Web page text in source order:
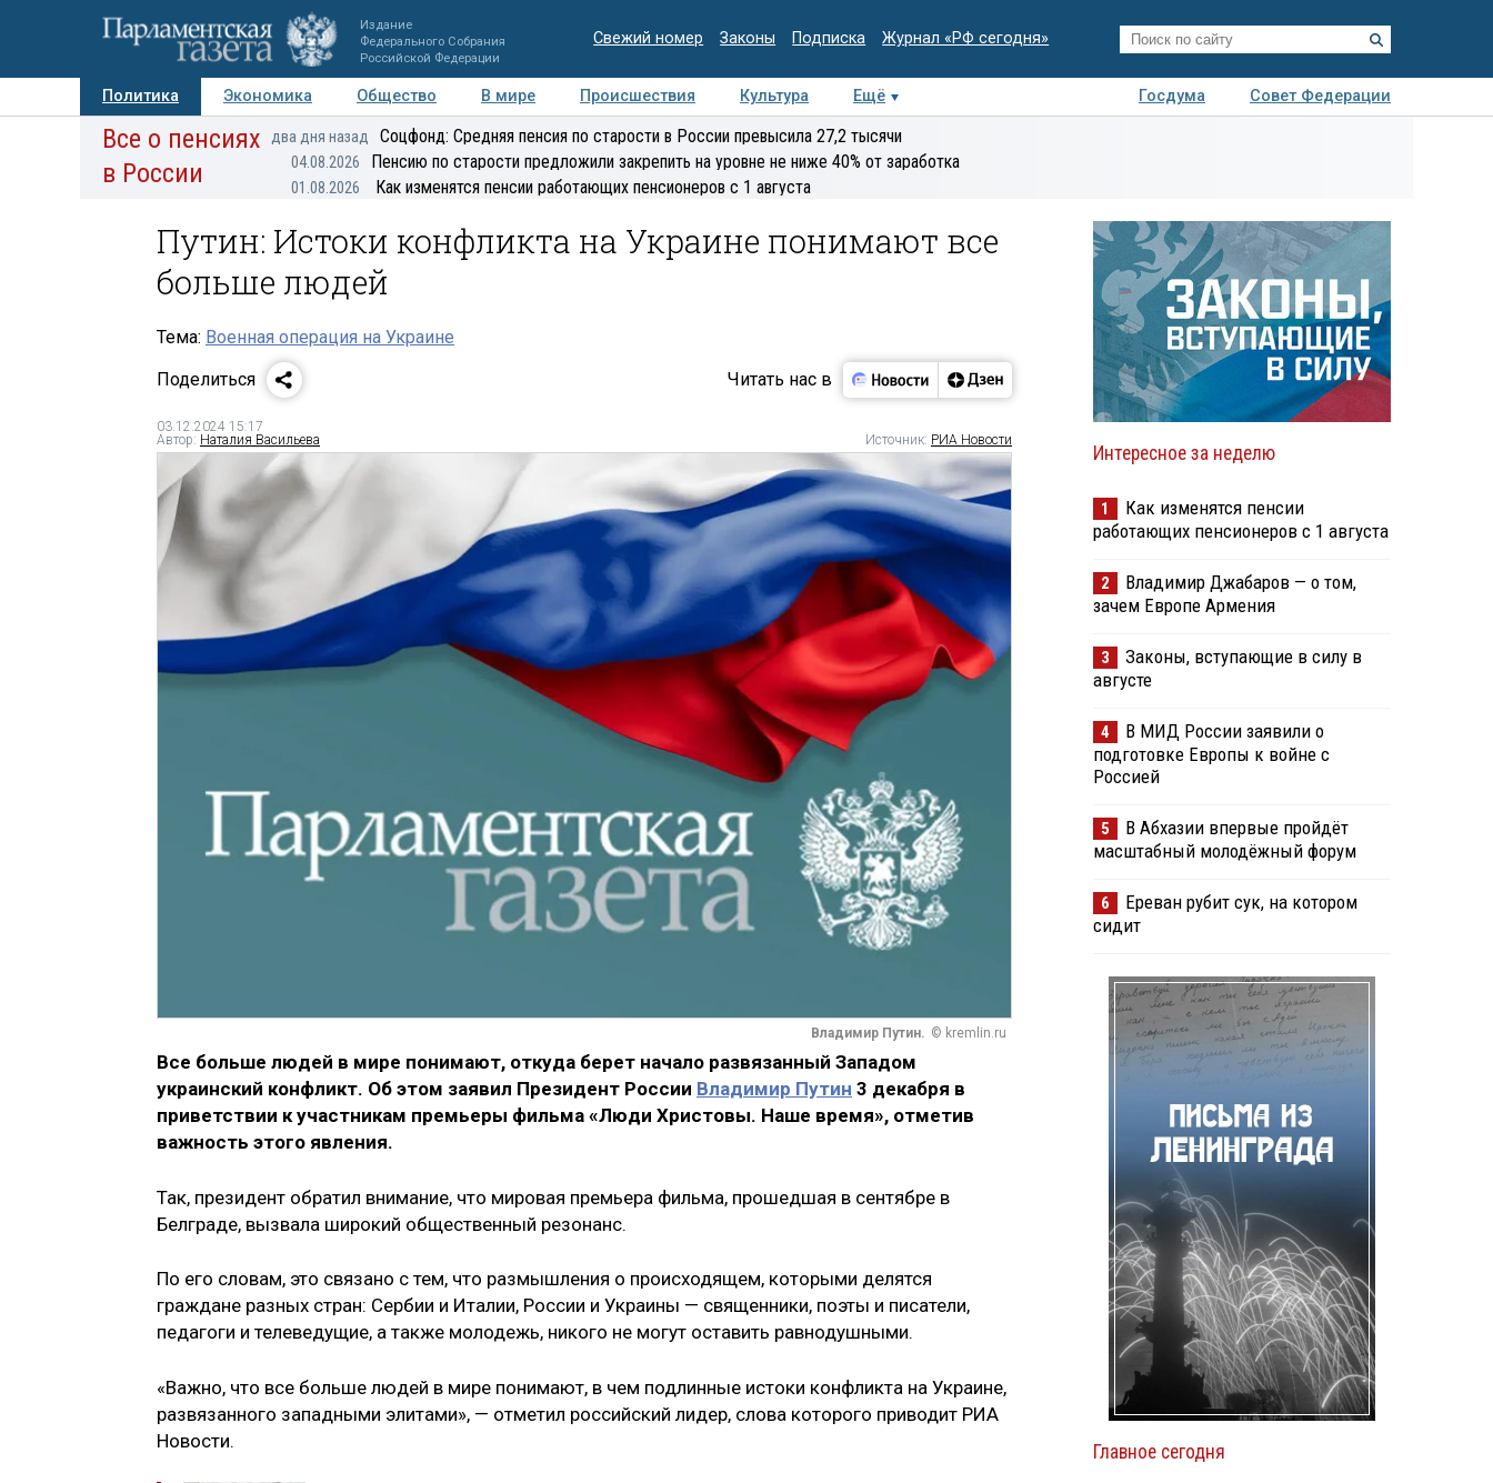
Издание
Федерального Собрания
Российской Федерации
Свежий номер Законы Подписка Журнал «РФ сегодня»
Политика Экономика Общество В мире Происшествия Культура Ещё Госдума
Совет Федерации
Авторы Персоны Мнения Регионы Медиацентр Интервью Колумнисты
Все о пенсиях
в России
два дня назад Соцфонд: Средняя пенсия по старости в России превысила 27,2 тысячи
04.08.2026 Пенсию по старости предложили закрепить на уровне не ниже 40% от заработка
01.08.2026 Как изменятся пенсии работающих пенсионеров с 1 августа
Путин: Истоки конфликта на Украине понимают все
больше людей
Тема: Военная операция на Украине
Поделиться
Читать нас в
03.12.2024 15:17
Автор: Наталия Васильева Источник: РИА Новости
Владимир Путин. © kremlin.ru
Все больше людей в мире понимают, откуда берет начало развязанный Западом
украинский конфликт. Об этом заявил Президент России Владимир Путин 3 декабря в
приветствии к участникам премьеры фильма «Люди Христовы. Наше время», отметив
важность этого явления.
Так, президент обратил внимание, что мировая премьера фильма, прошедшая в сентябре в
Белграде, вызвала широкий общественный резонанс.
По его словам, это связано с тем, что размышления о происходящем, которыми делятся
граждане разных стран: Сербии и Италии, России и Украины — священники, поэты и писатели,
педагоги и телеведущие, а также молодежь, никого не могут оставить равнодушными.
«Важно, что все больше людей в мире понимают, в чем подлинные истоки конфликта на Украине,
развязанного западными элитами», — отметил российский лидер, слова которого приводит РИА
Новости.
Интересное за неделю
1
Как изменятся пенсии
работающих пенсионеров с 1 августа
2
Владимир Джабаров — о том,
зачем Европе Армения
3
Законы, вступающие в силу в
августе
4
В МИД России заявили о
подготовке Европы к войне с
Россией
5
В Абхазии впервые пройдёт
масштабный молодёжный форум
6
Ереван рубит сук, на котором
сидит
Главное сегодня